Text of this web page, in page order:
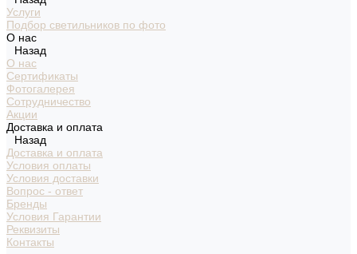
Услуги
Подбор светильников по фото
О нас
Назад
О нас
Сертификаты
Фотогалерея
Сотрудничество
Акции
Доставка и оплата
Назад
Доставка и оплата
Условия оплаты
Условия доставки
Вопрос - ответ
Бренды
Условия Гарантии
Реквизиты
Контакты